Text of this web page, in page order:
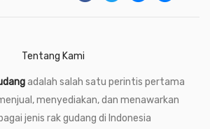
Tentang Kami
adalah salah satu perintis pertama
menyediakan, dan menawarkan
jenis rak gudang di Indonesia